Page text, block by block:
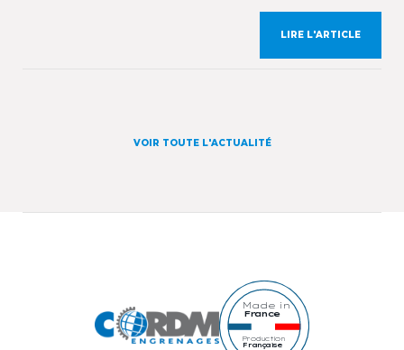
Parc des Expositions de Villepinte, du 30 mars au
2 avril 2026. À cette occasion, nous vous
spécialisés dans la fabrication d’engrenages ainsi
LIRE L'ARTICLE
VOIR TOUTE L'ACTUALITÉ
Production
Française
Made in
France